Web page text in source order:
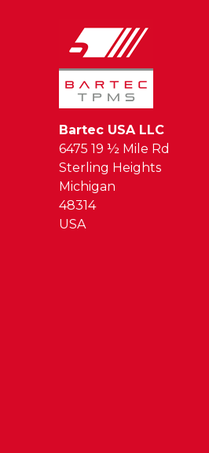
Bartec USA LLC
6475 19 ½ Mile Rd
Sterling Heights
Michigan
48314
USA